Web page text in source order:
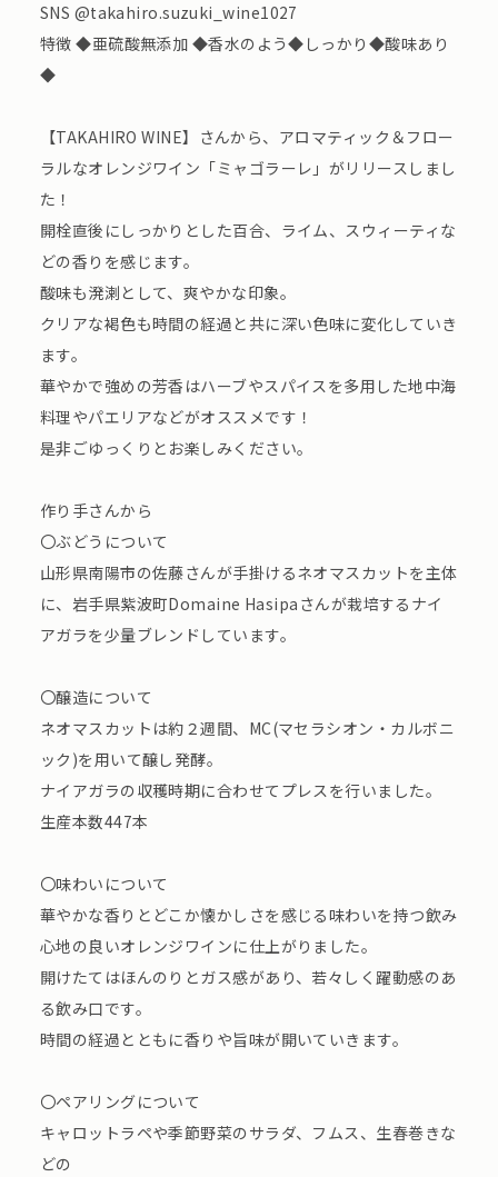
SNS @takahiro.suzuki_wine1027
特徴 ◆亜硫酸無添加 ◆香水のよう◆しっかり◆酸味あり
◆
【TAKAHIRO WINE】さんから、アロマティック＆フロー
ラルなオレンジワイン「ミャゴラーレ」がリリースしまし
た！
開栓直後にしっかりとした百合、ライム、スウィーティな
どの香りを感じます。
酸味も溌溂として、爽やかな印象。
クリアな褐色も時間の経過と共に深い色味に変化していき
ます。
華やかで強めの芳香はハーブやスパイスを多用した地中海
料理やパエリアなどがオススメです！
是非ごゆっくりとお楽しみください。
作り手さんから
〇ぶどうについて
山形県南陽市の佐藤さんが手掛けるネオマスカットを主体
に、岩手県紫波町Domaine Hasipaさんが栽培するナイ
アガラを少量ブレンドしています。
〇醸造について
ネオマスカットは約２週間、MC(マセラシオン・カルボニ
ック)を用いて醸し発酵。
ナイアガラの収穫時期に合わせてプレスを行いました。
生産本数447本
〇味わいについて
華やかな香りとどこか懐かしさを感じる味わいを持つ飲み
心地の良いオレンジワインに仕上がりました。
開けたてはほんのりとガス感があり、若々しく躍動感のあ
る飲み口です。
時間の経過とともに香りや旨味が開いていきます。
〇ペアリングについて
キャロットラペや季節野菜のサラダ、フムス、生春巻きな
どの